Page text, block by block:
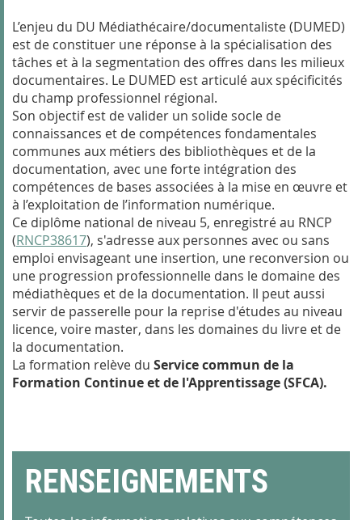
L’enjeu du DU Médiathécaire/documentaliste (DUMED)
est de constituer une réponse à la spécialisation des
tâches et à la segmentation des offres dans les milieux
documentaires. Le DUMED est articulé aux spécificités
du champ professionnel régional.
Son objectif est de valider un solide socle de
connaissances et de compétences fondamentales
communes aux métiers des bibliothèques et de la
documentation, avec une forte intégration des
compétences de bases associées à la mise en œuvre et
à l’exploitation de l’information numérique.
Ce diplôme national de niveau 5, enregistré au RNCP
(RNCP38617), s'adresse aux personnes avec ou sans
emploi envisageant une insertion, une reconversion ou
une progression professionnelle dans le domaine des
médiathèques et de la documentation. Il peut aussi
servir de passerelle pour la reprise d'études au niveau
licence, voire master, dans les domaines du livre et de
la documentation.
La formation relève du Service commun de la
Formation Continue et de l'Apprentissage (SFCA).
RENSEIGNEMENTS